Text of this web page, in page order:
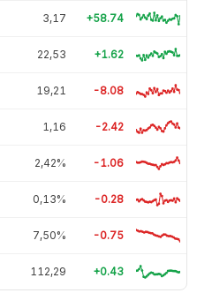
3,17 +58.74
22,53 +1.62
19,21 -8.08
1,16 -2.42
2,42% -1.06
0,13% -0.28
7,50% -0.75
112,29 +0.43